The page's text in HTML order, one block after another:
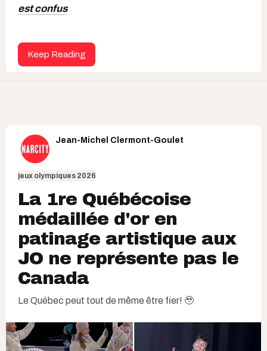
est confus
Keep Reading
Jean-Michel Clermont-Goulet
jeux olympiques 2026
La 1re Québécoise
médaillée d'or en
patinage artistique aux
JO ne représente pas le
Canada
Le Québec peut tout de même être fier! 🥹